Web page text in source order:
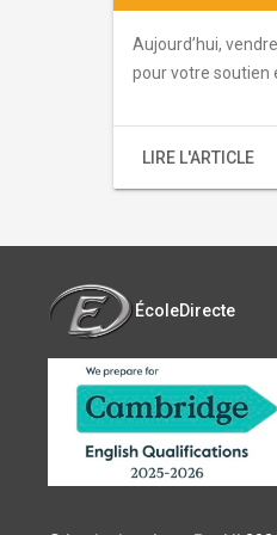
Aujourd’hui,
pour votre soutien
LIRE L'ARTICLE
ÉcoleDirecte